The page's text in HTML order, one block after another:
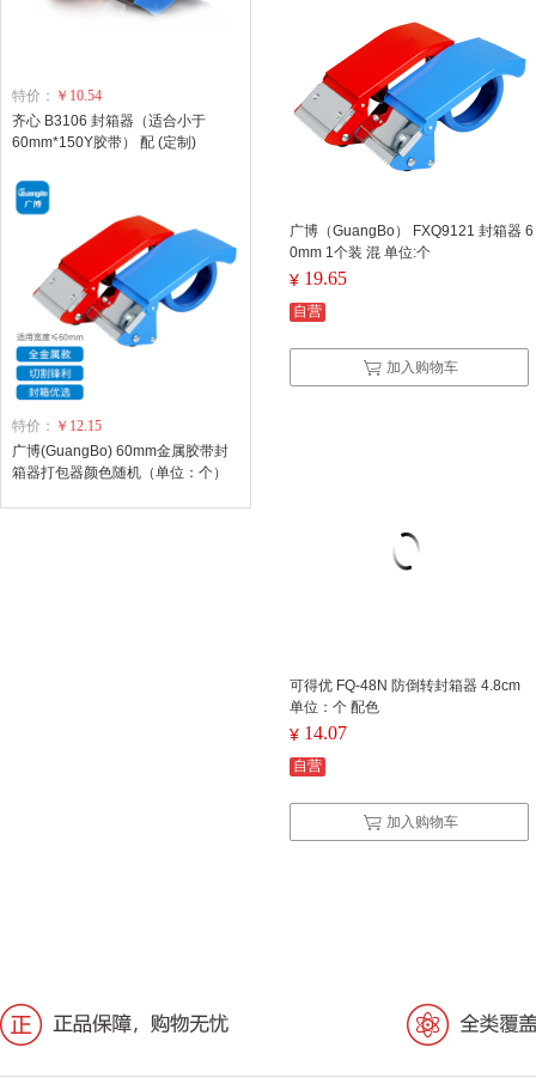
广博（GuangBo） FXQ9121 封箱器 6
0mm 1个装 混 单位:个
¥ 19.65
自营
加入购物车
可得优 FQ-48N 防倒转封箱器 4.8cm
单位：个 配色
¥ 14.07
自营
加入购物车
特价： ￥10.54
齐心 B3106 封箱器（适合小于
60mm*150Y胶带） 配 (定制)
特价： ￥12.15
广博(GuangBo) 60mm金属胶带封
箱器打包器颜色随机（单位：个）